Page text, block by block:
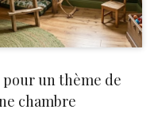
pour un thème de
chambre